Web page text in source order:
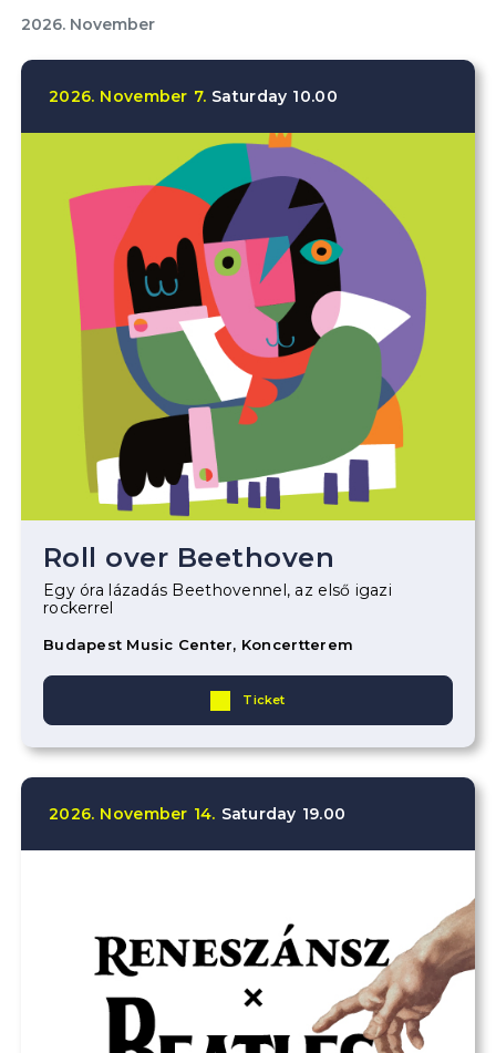
2026. November
2026. November 7. Saturday 10.00
Roll over Beethoven
Egy óra lázadás Beethovennel, az első igazi
rockerrel
Budapest Music Center, Koncertterem
Ticket
2026. November 14. Saturday 19.00